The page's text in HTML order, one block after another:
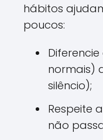
hábitos
poucos:
normais)
silêncio);
Respeite a
não